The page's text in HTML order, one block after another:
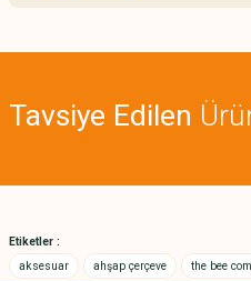
Ürün açıklamasında eksik
Tavsiye Edilen
Etiketler :
aksesuar
ahşap çerçeve the bee